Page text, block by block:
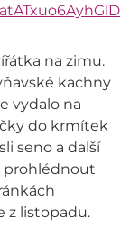
na zimu.
kachny
vydalo na
do krmítek
seno a další
prohlédnout
z listopadu.